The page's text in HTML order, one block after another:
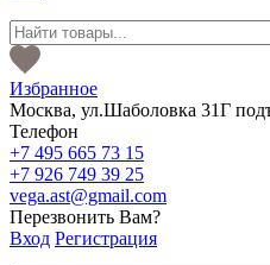
Избранное
Москва, ул.Шаболовка 31Г
Телефон
+7 495 665 73 15
+7 926 749 39 25
vega.ast@gmail.com
Перезвонить Вам?
Вход Регистрация